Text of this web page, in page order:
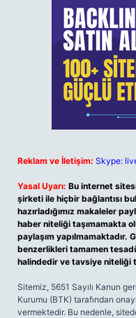
Reklam ve İletişim: Skype:
Yasal Uyarı: Bu internet
şirketi ile hiçbir bağlantısı
hazırladığımız makaleler
haber niteliği taşımamakta
paylaşım yapılmamaktadır.
benzerlikleri tamamen
halindedir ve tavsiye niteliği
Sitemiz, 5651 Sayılı Kanun
Kurumu (BTK) tarafından
vermektedir. Bu nedenle,